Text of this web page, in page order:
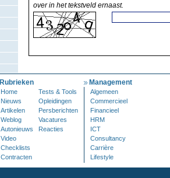
over in het tekstveld ernaast.
Rubrieken
Home
Tests & Tools
Nieuws
Opleidingen
Artikelen
Persberichten
Weblog
Vacatures
Autonieuws
Reacties
Video
Checklists
Contracten
Management
Algemeen
Commercieel
Financieel
HRM
ICT
Consultancy
Carrière
Lifestyle